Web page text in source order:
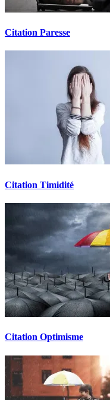
Citation Paresse
Citation Timidité
Citation Optimisme